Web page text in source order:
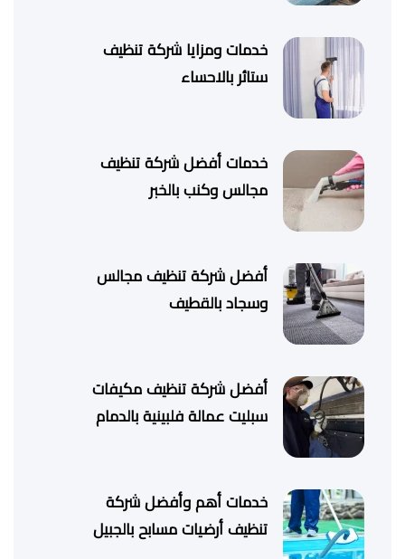
خدمات ومزايا شركة تنظيف
ستائر بالاحساء
خدمات أفضل شركة تنظيف
مجالس وكنب بالخبر
أفضل شركة تنظيف مجالس
وسجاد بالقطيف
أفضل شركة تنظيف مكيفات
سبليت عمالة فلبينية بالدمام
خدمات أهم وأفضل شركة
تنظيف أرضيات مسابح بالجبيل